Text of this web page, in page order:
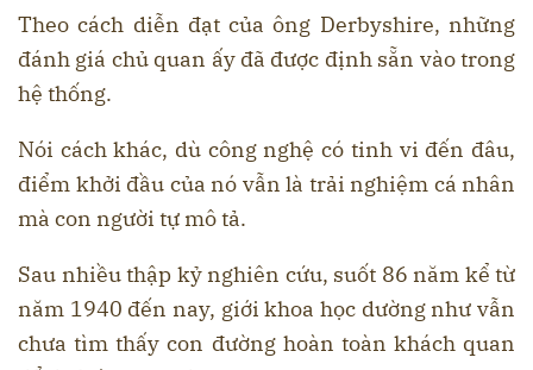
Theo cách diễn đạt của ông Derbyshire, những
đánh giá chủ quan ấy đã được định sẵn vào trong
hệ thống.
Nói cách khác, dù công nghệ có tinh vi đến đâu,
điểm khởi đầu của nó vẫn là trải nghiệm cá nhân
mà con người tự mô tả.
Sau nhiều thập kỷ nghiên cứu, suốt 86 năm kể từ
năm 1940 đến nay, giới khoa học dường như vẫn
chưa tìm thấy con đường hoàn toàn khách quan